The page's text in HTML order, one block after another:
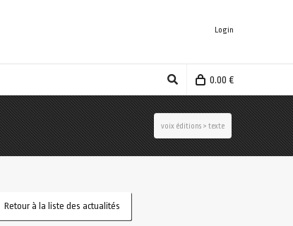
Login
0.00 €
voix éditions > texte
Retour à la liste des actualités